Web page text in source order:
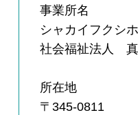
事業所名
シャカイフクシ
社会福祉法人
所在地
〒345-0811